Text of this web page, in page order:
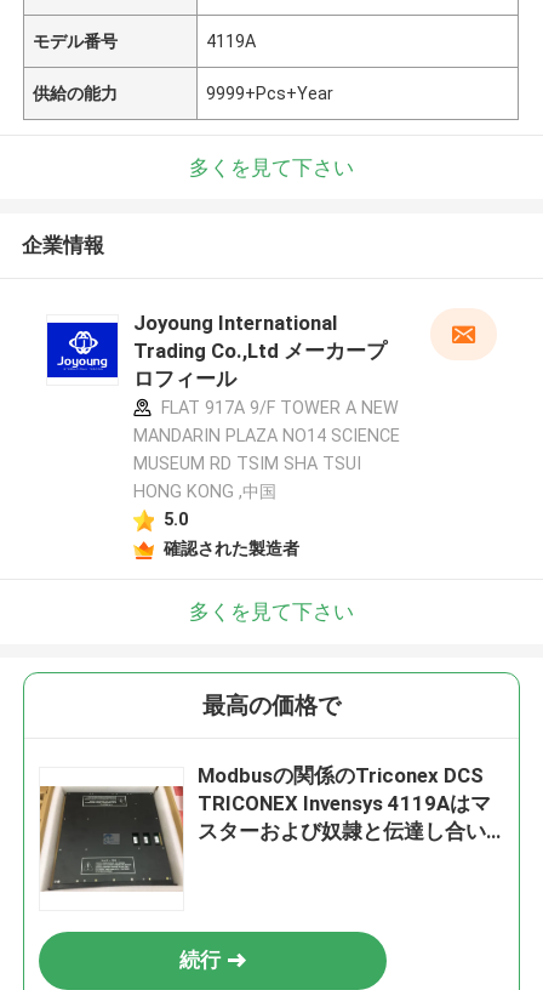
モデル番号 4119A
供給の能力 9999+Pcs+Year
多くを見て下さい
企業情報
Joyoung International
Trading Co.,Ltd メーカープ
ロフィール
FLAT 917A 9/F TOWER A NEW
MANDARIN PLAZA NO14 SCIENCE
MUSEUM RD TSIM SHA TSUI
HONG KONG ,中国
5.0
確認された製造者
多くを見て下さい
最高の価格で
Modbusの関係のTriconex DCS
TRICONEX Invensys 4119Aはマ
スターおよび奴隷と伝達し合い
続行